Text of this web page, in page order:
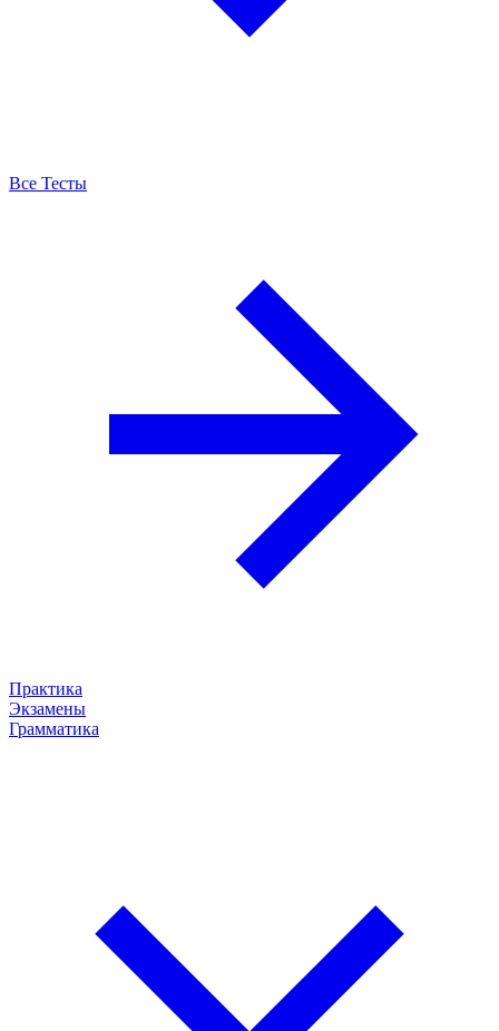
Все Тесты
Практика
Экзамены
Грамматика